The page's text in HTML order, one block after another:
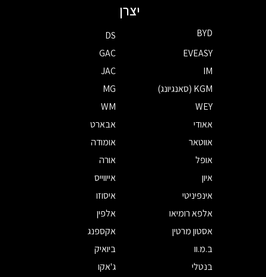
יצרן
BYD
DS
EVEASY
GAC
IM
JAC
KGM (סאנגיונג)
MG
WEY
WM
אאודי
אבארט
אווטאר
אומודה
אופל
אורה
איון
אייווייס
אינפיניטי
איסוזו
אלפא רומיאו
אלפין
אסטון מרטין
אקספנג
ב.מ.וו
ביואיק
בנטלי
ג'אקו